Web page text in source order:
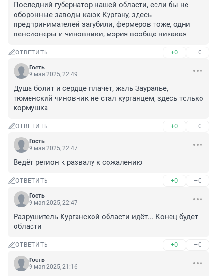
Последний губернатор нашей области, если бы не
оборонные заводы каюк Кургану, здесь
предпринимателей загубили, фермеров тоже, одни
пенсионеры и чиновники, мэрия вообще никакая
ОТВЕТИТЬ +0 –0
Гость
9 мая 2025, 22:49
Душа болит и сердце плачет, жаль Зауралье,
тюменский чиновник не стал курганцем, здесь только
кормушка
ОТВЕТИТЬ +0 –0
Гость
9 мая 2025, 22:47
Ведёт регион к развалу к сожалению
ОТВЕТИТЬ +0 –0
Гость
9 мая 2025, 22:47
Разрушитель Курганской области идёт... Конец будет
области
ОТВЕТИТЬ +0 –0
Гость
9 мая 2025, 21:16